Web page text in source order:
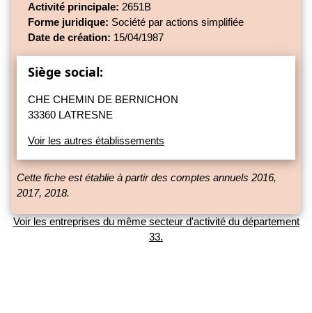
Activité principale: 2651B
Forme juridique: Société par actions simplifiée
Date de création: 15/04/1987
Siège social:
CHE CHEMIN DE BERNICHON
33360 LATRESNE
Voir les autres établissements
Cette fiche est établie à partir des comptes annuels 2016,
2017, 2018.
Voir les entreprises du même secteur d'activité du département
33.